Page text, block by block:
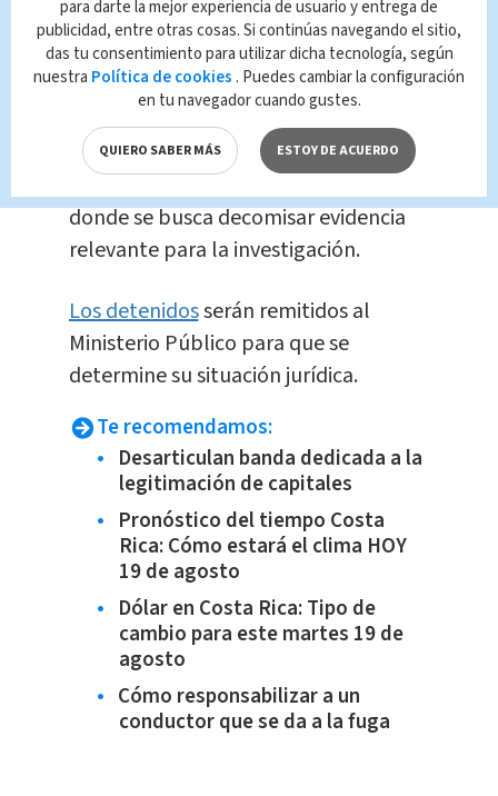
servicios de enderezado y pintura.
Los allanamientos se ejecutan en
Barva, Santa Bárbara, Cubujuquí y
Belén en Heredia, La Guácima en
donde se busca decomisar evidencia
relevante para la investigación.
Los detenidosserán remitidos al
Ministerio Público para que se
determine su situación jurídica.
Te recomendamos:
Desarticulan banda dedicada a la
legitimación de capitales
Pronóstico del tiempo Costa
Rica: Cómo estará el clima HOY
19 de agosto
Dólar en Costa Rica: Tipo de
cambio para este martes 19 de
agosto
Cómo responsabilizar a un
conductor que se da a la fuga
para darte la mejor experiencia de usuario y entrega de
publicidad, entre otras cosas. Si continúas navegando el sitio,
das tu consentimiento para utilizar dicha tecnología, según
nuestra Política de cookies . Puedes cambiar la configuración
en tu navegador cuando gustes.
QUIERO SABER MÁS ESTOY DE ACUERDO